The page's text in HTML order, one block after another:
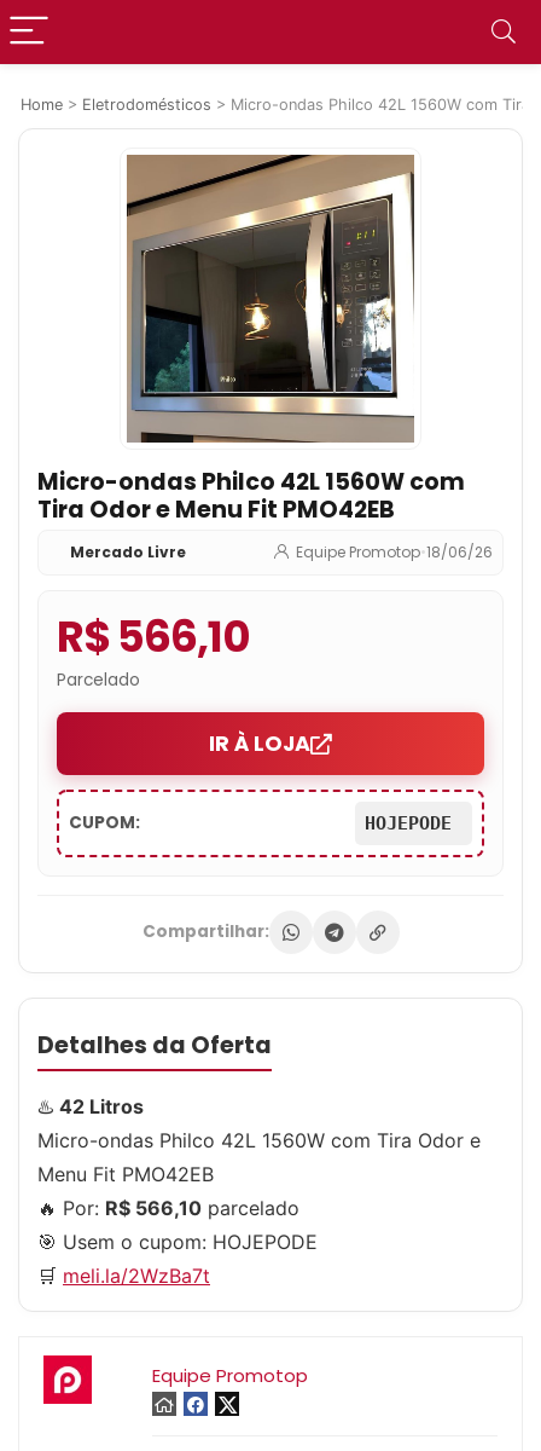
Home > Eletrodomésticos > Micro-ondas Philco 42L 1560W com Tira
Micro-ondas Philco 42L 1560W com
Tira Odor e Menu Fit PMO42EB
Mercado Livre Equipe Promotop•18/06/26
R$ 566,10
Parcelado
IR À LOJA
CUPOM: HOJEPODE
Compartilhar:
Detalhes da Oferta
♨️ 42 Litros
Micro-ondas Philco 42L 1560W com Tira Odor e
Menu Fit PMO42EB
🔥 Por: R$ 566,10 parcelado
🎯 Usem o cupom: HOJEPODE
🛒 meli.la/2WzBa7t
Equipe Promotop